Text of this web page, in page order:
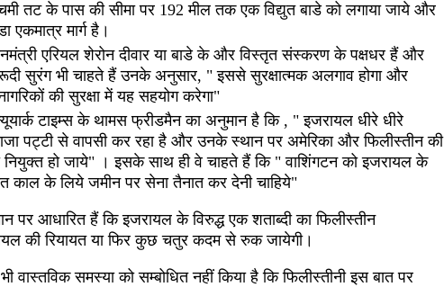
तट के पास की सीमा पर 192 मील तक एक विद्युत बाडे को लगाया जाये और
एकमात्र मार्ग है।
एरियल शेरोन दीवार या बाडे के और विस्तृत संस्करण के पक्षधर हैं और
सुरंग भी चाहते हैं उनके अनुसार, " इससे सुरक्षात्मक अलगाव होगा और
की सुरक्षा में यह सहयोग करेगा"
टाइम्स के थामस फ्रीडमैन का अनुमान है कि , " इजरायल धीरे धीरे
पट्टी से वापसी कर रहा है और उनके स्थान पर अमेरिका और फिलीस्तीन की
नियुक्त हो जाये" । इसके साथ ही वे चाहते हैं कि " वाशिंगटन को इजरायल के
काल के लिये जमीन पर सेना तैनात कर देनी चाहिये"
पर आधारित हैं कि इजरायल के विरुद्ध एक शताब्दी का फिलीस्तीन
की रियायत या फिर कुछ चतुर कदम से रुक जायेगी।
वास्तविक समस्या को सम्बोधित नहीं किया है कि फिलीस्तीनी इस बात पर